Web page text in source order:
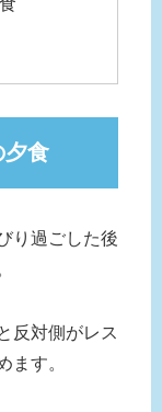
夕食
り過ごした後
反対側がレス
ます。